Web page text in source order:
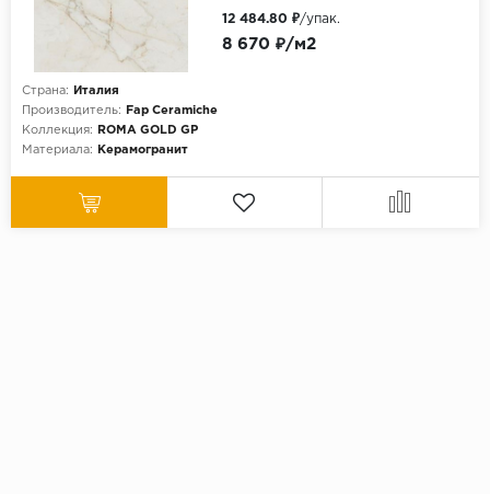
Страна:
Италия
Производитель:
Fap Ceramiche
Коллекция:
ROMA GOLD GP
Материала:
Керамогранит
8 670 ₽/м2
12 484.80 ₽/упак.